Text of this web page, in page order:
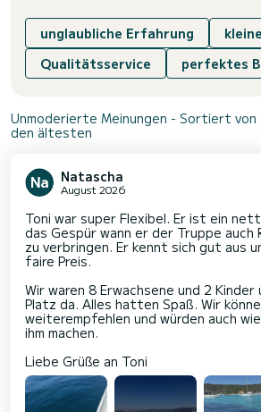
unglaubliche Erfahrung
Qualitätsservice
perfektes
Unmoderierte Meinungen - Sortiert von
den ältesten
Natascha
August 2026
Toni war super Flexibel. Er ist ein
das Gespür wann er der Truppe auch
zu verbringen. Er kennt sich gut aus
faire Preis.
Wir waren 8 Erwachsene und 2 Kinder
Platz da. Alles hatten Spaß. Wir
weiterempfehlen und würden auch
ihm machen.
Liebe Grüße an Toni